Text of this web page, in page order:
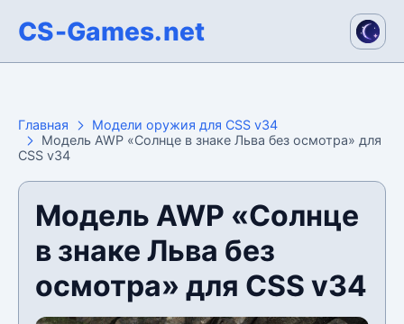
CS-Games.net
Главная
Модели оружия для CSS v34
Модель AWP «Солнце в знаке Льва без осмотра» для
CSS v34
Модель AWP «Солнце
в знаке Льва без
осмотра» для CSS v34